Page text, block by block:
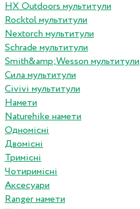
HX Outdoors мультитули
Rocktol мультитули
Nextorch мультитули
Schrade мультитули
Smith&amp;Wesson мультитули
Сила мультитули
Civivi мультитули
Намети
Naturehike намети
Одномісні
Двомісні
Тримісні
Чотиримісні
Аксесуари
Ranger намети